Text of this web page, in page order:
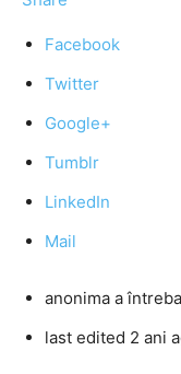
Facebook
Twitter
Google+
Tumblr
LinkedIn
Mail
anonima a
last edited 2 ani